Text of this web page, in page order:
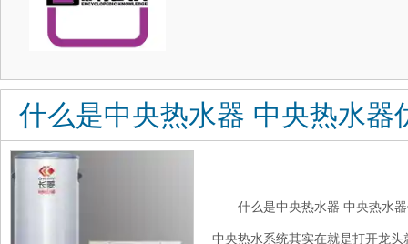
什么是中央热水器 中央热水器
什么是中央热水器 中央热水
中央热水系统其实在就是打开龙